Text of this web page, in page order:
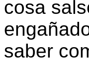
cosa
saber